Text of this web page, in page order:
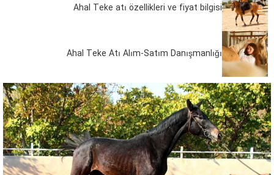
Ahal Teke atı özellikleri ve fiyat bilgisi
Ahal Teke Atı Alım-Satım Danışmanlığı